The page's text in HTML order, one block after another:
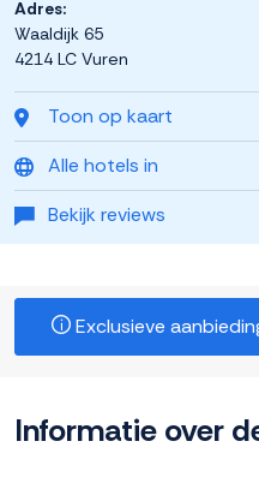
Toon op kaart
Alle hotels in
Bekijk reviews
Adres:
Waaldijk 65
4214 LC Vuren
Exclusieve
Informatie over